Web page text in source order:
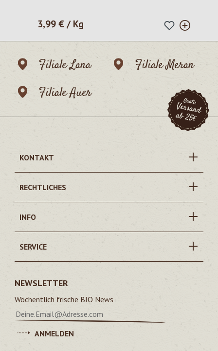
Regulärer Preis:
3,99 € / Kg
Filiale Lana
Filiale Meran
Filiale Auer
KONTAKT
RECHTLICHES
INFO
SERVICE
NEWSLETTER
Wöchentlich frische BIO News
ANMELDEN